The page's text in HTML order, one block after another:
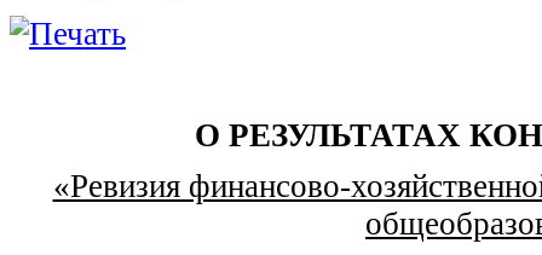
О РЕЗУЛЬТАТАХ
«Ревизия финансово-